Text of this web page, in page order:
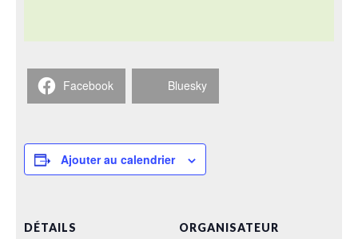
Facebook Bluesky
Ajouter au calendrier
DÉTAILS ORGANISATEUR